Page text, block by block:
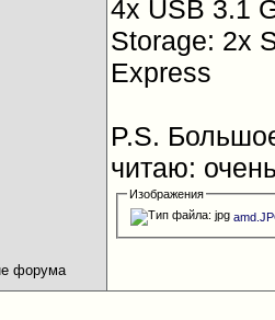
4x USB 3.1
Storage: 2x
Express
P.S.
читаю:
Изображения